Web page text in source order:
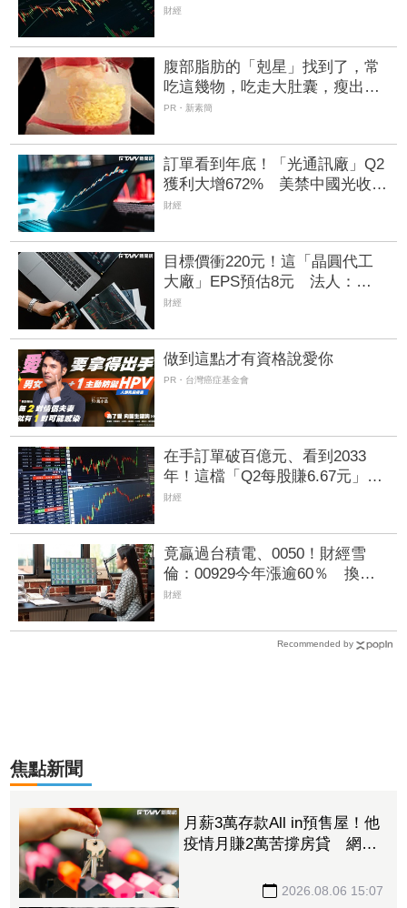
龍頭、潛在漲幅上看85%
財經
腹部脂肪的「剋星」找到了，常
吃這幾物，吃走大肚囊，瘦出小
蠻腰
PR・新素簡
訂單看到年底！「光通訊廠」Q2
獲利大增672% 美禁中國光收發
器有望吃轉單紅利
財經
目標價衝220元！這「晶圓代工
大廠」EPS預估8元 法人：
2028年有望賺逾一個股本
財經
做到這點才有資格說愛你
PR・台灣癌症基金會
在手訂單破百億元、看到2033
年！這檔「Q2每股賺6.67元」獲
利暴增931% AI帶旺光纜需求
財經
竟贏過台積電、0050！財經雪
倫：00929今年漲逾60％ 換股
策略宛如「變形蟲」
財經
Recommended by
焦點新聞
月薪3萬存款All in預售屋！他
疫情月賺2萬苦撐房貸 網
2026.08.06 15:07